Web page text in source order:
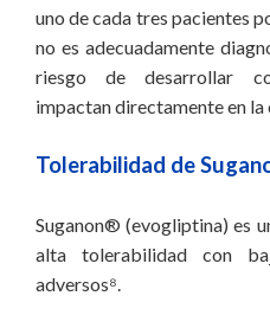
uno de cada tres pacientes
no es adecuadamente
riesgo de desarrollar
impactan directamente en la
Tolerabilidad de
Suganon® (evogliptina) es
alta tolerabilidad con
adversos⁸.